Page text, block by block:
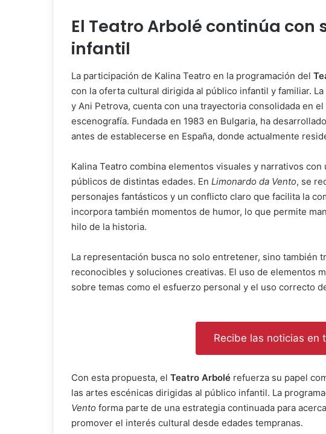
El Teatro Arbolé continúa con
infantil
La participación de Kalina Teatro en la programación del
con la oferta cultural dirigida al público infantil y familiar.
y Ani Petrova, cuenta con una trayectoria consolidada en
escenografía. Fundada en 1983 en Bulgaria, ha
antes de establecerse en España, donde actualmente
Kalina Teatro combina elementos visuales y narrativos
públicos de distintas edades. En Limonardo da Vento, se
personajes fantásticos y un conflicto claro que facilita la
incorpora también momentos de humor, lo que permite
hilo de la historia.
La representación busca no solo entretener, sino también
reconocibles y soluciones creativas. El uso de elementos
sobre temas como el esfuerzo personal y el uso correcto
Recibe las noticias en
Con esta propuesta, el Teatro Arbolé refuerza su papel
las artes escénicas dirigidas al público infantil. La
Vento forma parte de una estrategia continuada para
promover el interés cultural desde edades tempranas.